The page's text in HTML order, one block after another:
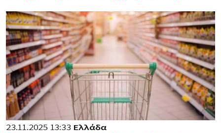
23.11.2025 13:33 Ελλάδα